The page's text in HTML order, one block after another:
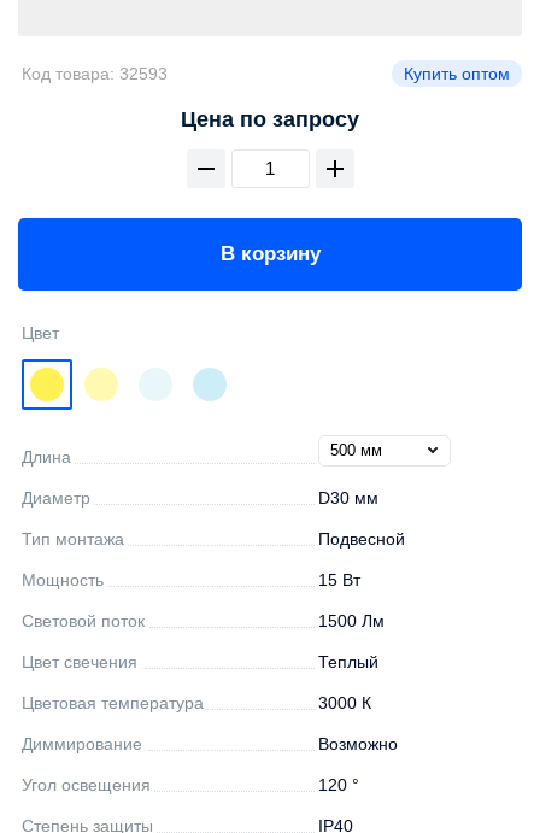
Код товара: 32593 Купить оптом
Цвет
Длина
Диаметр D30 мм
Тип монтажа Подвесной
Мощность 15 Вт
Световой поток 1500 Лм
Цвет свечения Теплый
Цветовая температура 3000 К
Диммирование Возможно
Угол освещения 120 °
Степень защиты IP40
Цена по запросу
В корзину